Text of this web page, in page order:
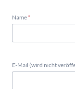
Pflichtfeld
Name*
Pflichtfeld
E-Mail (wird nicht